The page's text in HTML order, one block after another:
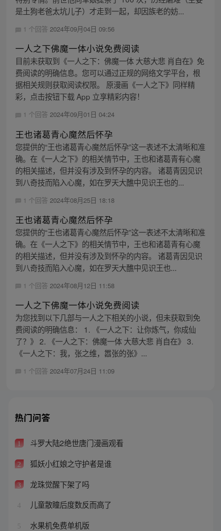
是土狗老爸太坑儿子）才走到一起，却因族老的妨...
1 个回答 2024年09月04日 09:56
一人之下佛魔一体小说免费阅读
目前未获取到《一人之下：佛魔一体 大慈大悲 肖自在》免
费阅读的明确信息。您可以通过正规的网络文学平台，根
据相关规则获取阅读权限。 原漫画《一人之下》同样精
彩，点击按钮下载 App 立享精彩内容！
1 个回答 2024年09月01日 04:24
王也诸葛青心魔然后怀孕
您提供的“王也诸葛青心魔然后怀孕”这一表述不太清晰和准
确。在《一人之下》的相关情节中，王也和诸葛青有心魔
的相关描述，但并没有涉及到怀孕的内容。 诸葛青因见识
到八奇技而陷入心魔，如在罗天大醮中见识王也的...
1 个回答 2024年08月25日 18:18
王也诸葛青心魔然后怀孕
您提供的“王也诸葛青心魔然后怀孕”这一表述不太清晰和准
确。在《一人之下》的相关情节中，王也和诸葛青有心魔
的相关描述，但并没有涉及到怀孕的内容。 诸葛青因见识
到八奇技而陷入心魔，如在罗天大醮中见识王也...
1 个回答 2024年08月12日 11:58
一人之下佛魔一体小说免费阅读
为您找到以下几部与一人之下相关的小说，但未获取到免
费阅读的明确信息： 1. 《一人之下：让你炼气，你成仙
了？》 2. 《一人之下：佛魔一体 大慈大悲 肖自在》 3.
《一人之下：我，张之维，嚣张的张》...
1 个回答 2024年07月24日 11:09
热门问答
1 斗罗大陆2绝世唐门漫画观看
2 狐妖小红娘之守护者是谁
3 龙珠觉醒下架了吗
4 儿童散瞳后度数反而高了
5 水果机免费单机版